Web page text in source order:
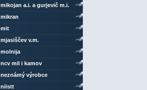
mikojan a.i. a gurjevič m.i.
mikran
mit
mjasiščev v.m.
molnija
ncv mil i kamov
neznámý výrobce
niistt